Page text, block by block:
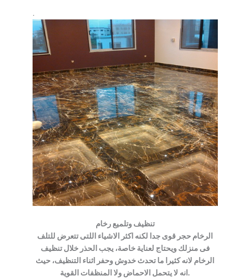
.
تنظيف وتلميع رخام
الرخام حجر قوى جدا لكنه اكثر الاشياء اللتى تتعرض للتلف
فى منزلك ويحتاج لعناية خاصة، يجب الحذر خلال تنظيف
الرخام لانه كثيرا ما تحدث خدوش وحفر اثناء التنظيف، حيث
انه لا يتحمل الاحماض ولا المنظفات القوية.